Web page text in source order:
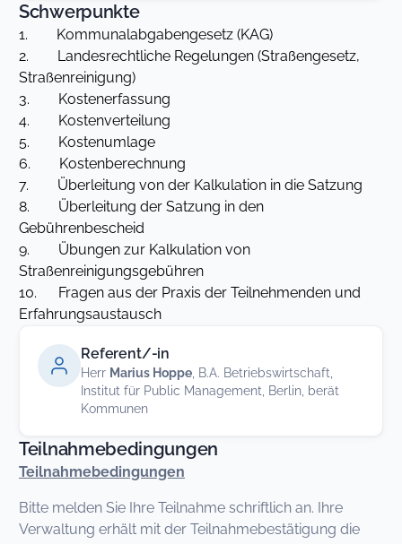
Schwerpunkte
1. Kommunalabgabengesetz (KAG)
2. Landesrechtliche Regelungen (Straßengesetz,
Straßenreinigung)
3. Kostenerfassung
4. Kostenverteilung
5. Kostenumlage
6. Kostenberechnung
7. Überleitung von der Kalkulation in die Satzung
8. Überleitung der Satzung in den
Gebührenbescheid
9. Übungen zur Kalkulation von
Straßenreinigungsgebühren
10. Fragen aus der Praxis der Teilnehmenden und
Erfahrungsaustausch
Referent/-in
Herr Marius Hoppe , B.A. Betriebswirtschaft,
Institut für Public Management, Berlin, berät
Kommunen
Teilnahmebedingungen
Teilnahmebedingungen
Bitte melden Sie Ihre Teilnahme schriftlich an. Ihre
Verwaltung erhält mit der Teilnahmebestätigung die